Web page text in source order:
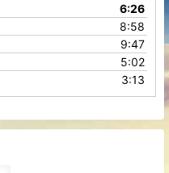
6:26
8:58
9:47
5:02
3:13